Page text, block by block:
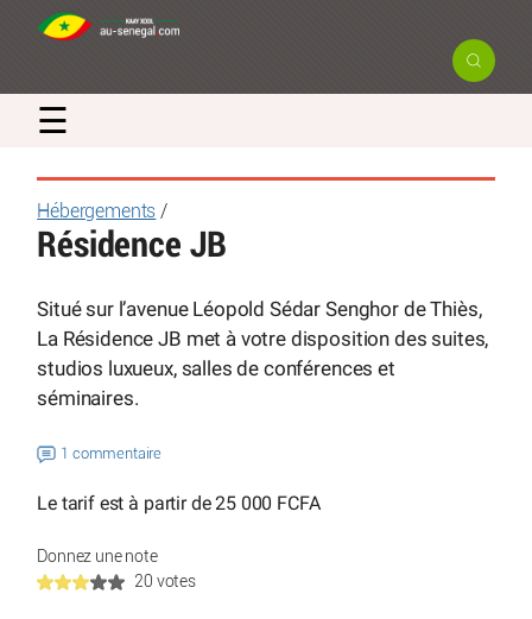
☰
Hébergements /
Résidence JB
Situé sur l’avenue Léopold Sédar Senghor de Thiès,
La Résidence JB met à votre disposition des suites,
studios luxueux, salles de conférences et
séminaires.
1 commentaire
Le tarif est à partir de 25 000 FCFA
Donnez une note
20 votes